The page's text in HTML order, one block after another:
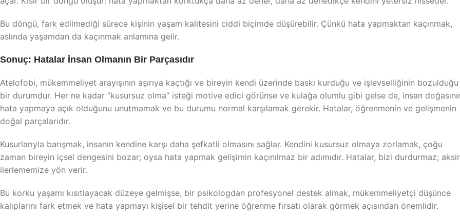
Bu döngü, fark edilmediği sürece kişinin yaşam kalitesini ciddi biçimde düşürebilir. Çünkü hata yapmaktan kaçınmak,
aslında yaşamdan da kaçınmak anlamına gelir.
Sonuç: Hatalar İnsan Olmanın Bir Parçasıdır
Atelofobi, mükemmeliyet arayışının aşırıya kaçtığı ve bireyin kendi üzerinde baskı kurduğu ve işlevselliğinin bozulduğu
bir durumdur. Her ne kadar “kusursuz olma” isteği motive edici görünse ve kulağa olumlu gibi gelse de, insan
hata yapmaya açık olduğunu unutmamak ve bu durumu normal karşılamak gerekir. Hatalar, öğrenmenin ve gelişmenin
doğal parçalarıdır.
Kusurlarıyla barışmak, insanın kendine karşı daha şefkatli olmasını sağlar. Kendini kusursuz olmaya zorlamak, çoğu
zaman bireyin içsel dengesini bozar; oysa hata yapmak gelişimin kaçınılmaz bir adımıdır. Hatalar, bizi durdurmaz;
ilerlememize yön verir.
Bu korku yaşamı kısıtlayacak düzeye gelmişse, bir psikologdan profesyonel destek almak, mükemmeliyetçi düşünce
kalıplarını fark etmek ve hata yapmayı kişisel bir tehdit yerine öğrenme fırsatı olarak görmek açısından önemlidir.